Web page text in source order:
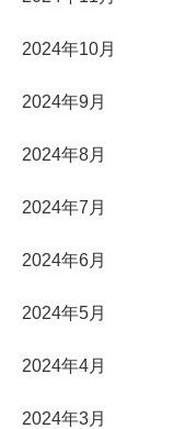
2024年10月
2024年9月
2024年8月
2024年7月
2024年6月
2024年5月
2024年4月
2024年3月